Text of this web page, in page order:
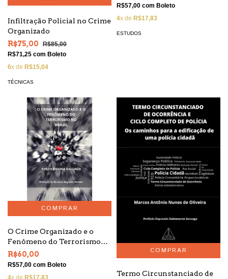
Infiltração Policial no Crime
Organizado
R$75,00
R$85,00
R$71,25 com Boleto
6x de R$15,04
TÉCNICAS
R$57,00 com Boleto
4x de R$17,83
ESTUDOS
O Crime Organizado e o
Fenômeno do Terrorismo
no Brasil
R$60,00
R$57,00 com Boleto
Termo Circunstanciado de